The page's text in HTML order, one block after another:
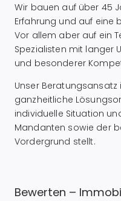
Wir bauen auf über 45
Erfahrung und auf eine
Vor allem aber auf ein
Spezialisten mit langer
und besonderer
Unser
ganzheitliche
individuelle Situation
Mandanten sowie der
Vordergrund stellt.
Bewerten –